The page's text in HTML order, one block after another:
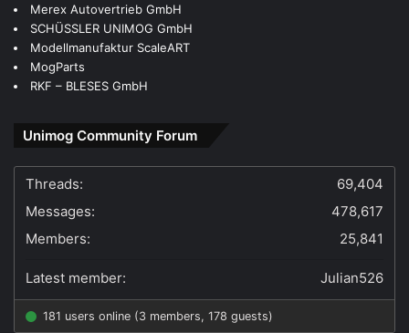
Merex Autovertrieb GmbH
SCHÜSSLER UNIMOG GmbH
Modellmanufaktur ScaleART
MogParts
RKF – BLESES GmbH
Unimog Community Forum
Threads:
69,404
Messages:
478,617
Members:
25,841
Latest member: Julian526
181 users online (3 members, 178 guests)